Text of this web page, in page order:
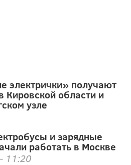
электрички» получают
Кировской области и
узле
и зарядные
работать в Москве
11:20